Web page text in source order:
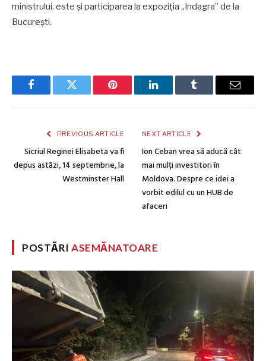
ministrului, este și participarea la expoziția „Indagra” de la
București.
FacebookTwitter Pinterest LinkedInTumblr Email
PREVIOUS ARTICLE
Sicriul Reginei Elisabeta va fi
depus astăzi, 14 septembrie, la
Westminster Hall
NEXT ARTICLE
Ion Ceban vrea să aducă cât
mai mulți investitori în
Moldova. Despre ce idei a
vorbit edilul cu un HUB de
afaceri
POSTĂRIASEMĂNATOARE